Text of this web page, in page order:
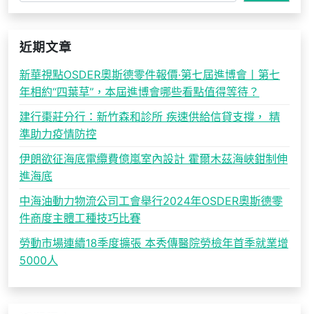
近期文章
新華視點OSDER奧斯德零件報價·第七屆進博會丨第七
年相約“四葉草”，本屆進博會哪些看點值得等待？
建行棗莊分行：新竹森和診所 疾速供給信貸支撐， 精
準助力疫情防控
伊朗欲征海底電纜費億嵐室內設計 霍爾木茲海峽鉗制伸
進海底
中海油動力物流公司工會舉行2024年OSDER奧斯德零
件商度主體工種技巧比賽
勞動市場連續18季度擴張 本秀傳醫院勞檢年首季就業增
5000人